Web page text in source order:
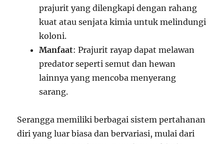
prajurit yang dilengkapi dengan rahang
kuat atau senjata kimia untuk melindungi
koloni.
Manfaat: Prajurit rayap dapat melawan
predator seperti semut dan hewan
lainnya yang mencoba menyerang
sarang.
Serangga memiliki berbagai sistem pertahanan
diri yang luar biasa dan bervariasi, mulai dari